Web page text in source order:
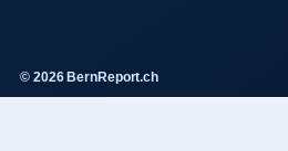
© 2026 BernReport.ch